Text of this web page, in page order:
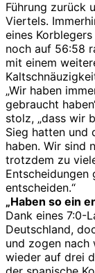
Führung zurück
Viertels.
eines
noch auf 56:58
mit einem
„Wir haben
gebraucht
stolz, „dass wir
Sieg hatten und
haben. Wir sind
trotzdem zu
Entscheidungen
entscheiden.“
„Haben so ein
Dank eines 7:0-
Deutschland,
und zogen nach
wieder auf drei